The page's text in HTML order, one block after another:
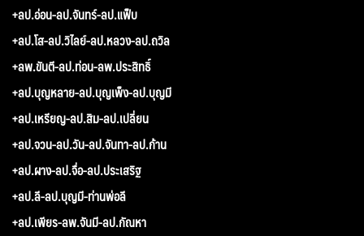
+ลป.อ่อน-ลป.จันทร์-ลป.แฟ็บ
+ลป.โส-ลป.วิไลย์-ลป.หลวง-ลป.ถวิล
+ลพ.ขันตี-ลป.ท่อน-ลพ.ประสิทธิ์
+ลป.บุญหลาย-ลป.บุญเพ็ง-ลป.บุญมี
+ลป.เหรียญ-ลป.สิม-ลป.เปลี่ยน
+ลป.จวน-ลป.วัน-ลป.จันทา-ลป.ก้าน
+ลป.ผาง-ลป.จื่อ-ลป.ประเสริฐ
+ลป.ลี-ลป.บุญมี-ท่านพ่อลี
+ลป.เพียร-ลพ.จันมี-ลป.กัณหา